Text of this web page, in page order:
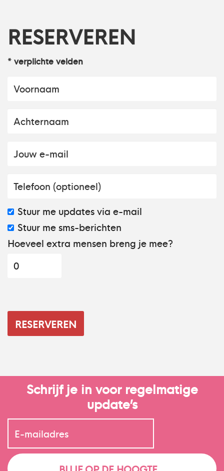
RESERVEREN
* verplichte velden
Stuur me updates via e-mail
Stuur me sms-berichten
Hoeveel extra mensen breng je mee?
Schrijf je in voor regelmatige
update’s